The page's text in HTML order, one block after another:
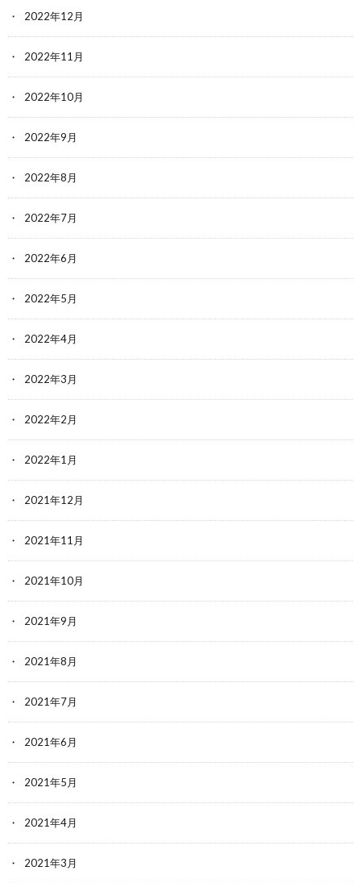
2022年12月
2022年11月
2022年10月
2022年9月
2022年8月
2022年7月
2022年6月
2022年5月
2022年4月
2022年3月
2022年2月
2022年1月
2021年12月
2021年11月
2021年10月
2021年9月
2021年8月
2021年7月
2021年6月
2021年5月
2021年4月
2021年3月